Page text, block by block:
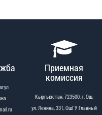
Приемная
комиссия
Кыргызстан, 723500, г. Ош,
ул. Ленина, 331, ОшГУ Главный